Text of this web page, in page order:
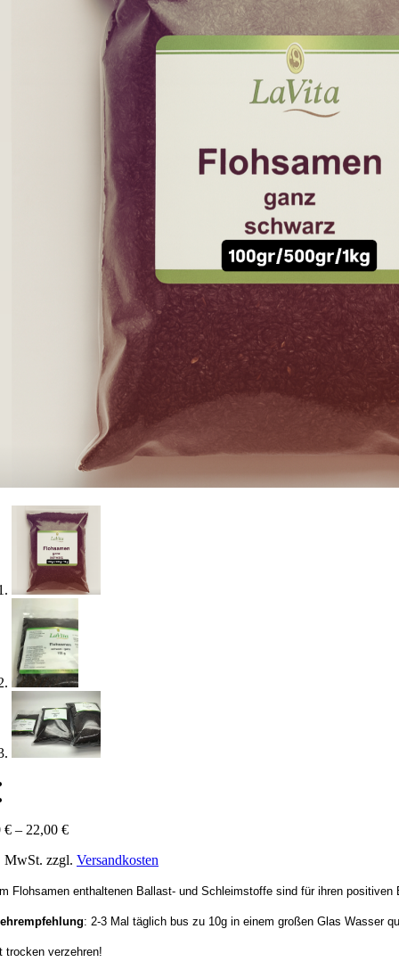
€ – 22,00 €
MwSt. zzgl. Versandkosten
Flohsamen enthaltenen Ballast- und Schleimstoffe sind für ihren positiven
: 2-3 Mal täglich bus zu 10g in einem großen Glas Wasser
trocken verzehren!